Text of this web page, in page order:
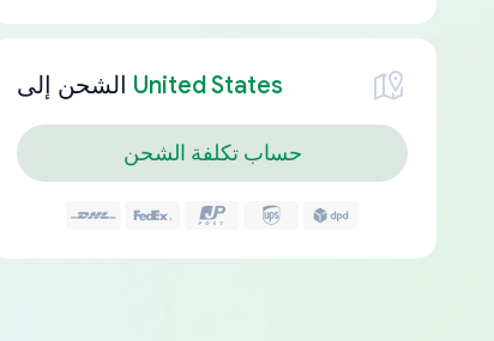
الشحن إلى United States
حساب تكلفة الشحن